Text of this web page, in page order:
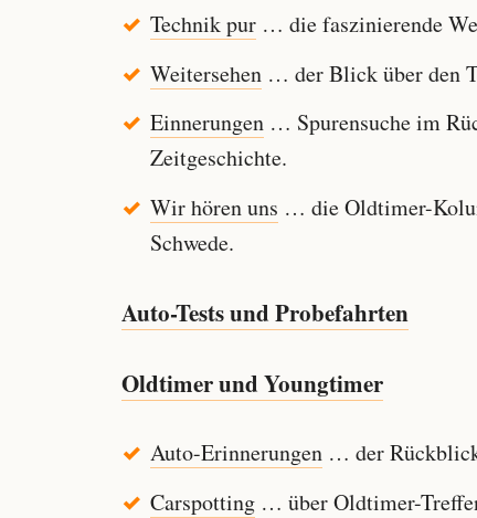
Technik pur… die faszinierende
Weitersehen… der Blick über den
Einnerungen… Spurensuche im
Zeitgeschichte.
Wir hören uns … die Oldtimer-
Schwede.
Auto-Tests und Probefahrten
Oldtimer und Youngtimer
Auto-Erinnerungen… der Rückblick
Carspotting… über Oldtimer-